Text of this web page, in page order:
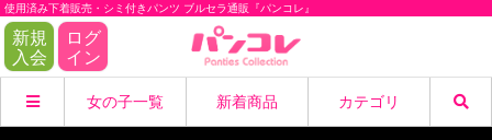
使用済み下着販売・シミ付きパンツ ブルセラ通販『パンコレ』
新規
入会
ログ
イン
女の子一覧 新着商品 カテゴリ